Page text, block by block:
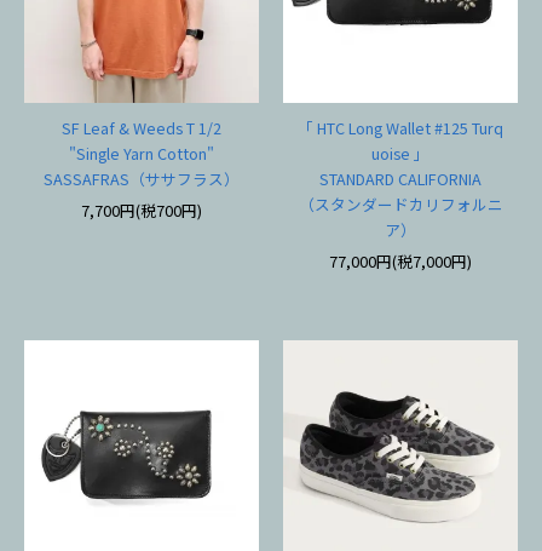
SF Leaf & Weeds T 1/2
"Single Yarn Cotton"
SASSAFRAS（ササフラス）
7,700円(税700円)
「 HTC Long Wallet #125 Turq
uoise 」
STANDARD CALIFORNIA
（スタンダードカリフォルニ
ア）
77,000円(税7,000円)